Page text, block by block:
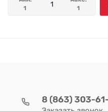
1
1
8 (863) 303-